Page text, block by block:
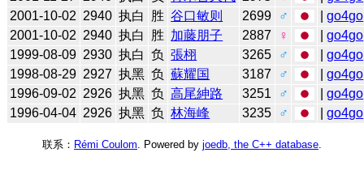
2001-10-02 2940 执白 胜 谷口敏则 2699 ♂ |go4go
2001-10-02 2940 执白 胜 加藤朋子 2887 ♀ |go4go
1999-08-09 2930 执白 负 張栩 3265 ♂ |go4go
1998-08-29 2927 执黑 负 蘇耀国 3187 ♂ |go4go
1996-09-02 2926 执黑 负 高尾紳路 3251 ♂ |go4go
1996-04-04 2926 执黑 负 林海峰 3235 ♂ |go4go
联系： Rémi Coulom . Powered by joedb, the C++ database